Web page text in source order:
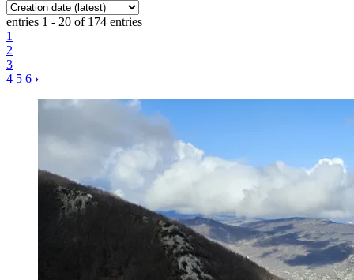
entries 1 - 20 of 174 entries
1
2
3
4 5 6 ›